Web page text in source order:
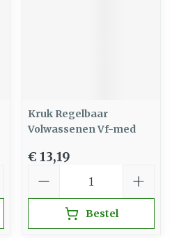
Kruk Regelbaar
Volwassenen Vf-med
€ 13,19
Bestel